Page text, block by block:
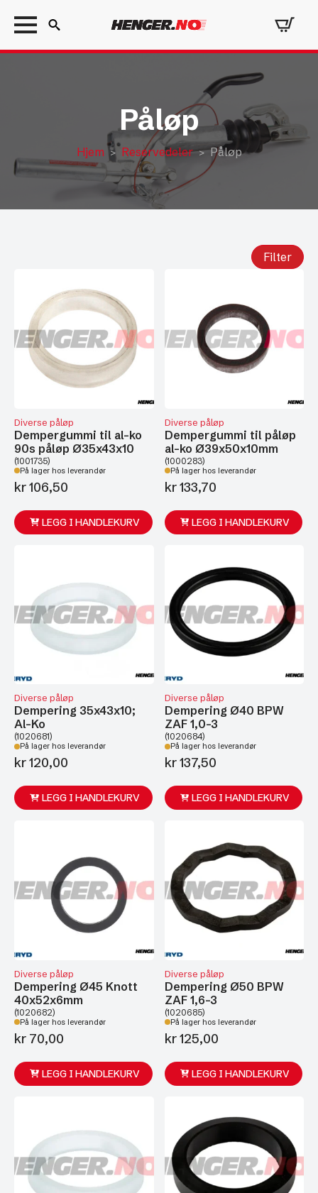
Search
Påløp
Hjem Reservedeler Påløp
Filter
Diverse påløp
Dempergummi til al-ko
90s påløp Ø35x43x10
(1001735)
På lager hos leverandør
kr106,50
LEGG I HANDLEKURV
Diverse påløp
Dempergummi til påløp
al-ko Ø39x50x10mm
(1000283)
På lager hos leverandør
kr133,70
LEGG I HANDLEKURV
Diverse påløp
Dempering 35x43x10;
Al-Ko
(1020681)
På lager hos leverandør
kr120,00
LEGG I HANDLEKURV
Diverse påløp
Dempering Ø40 BPW
ZAF 1,0-3
(1020684)
På lager hos leverandør
kr137,50
LEGG I HANDLEKURV
Diverse påløp
Dempering Ø45 Knott
40x52x6mm
(1020682)
På lager hos leverandør
kr 70,00
LEGG I HANDLEKURV
Diverse påløp
Dempering Ø50 BPW
ZAF 1,6-3
(1020685)
På lager hos leverandør
kr125,00
LEGG I HANDLEKURV